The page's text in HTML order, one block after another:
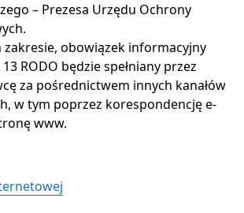
– Prezesa Urzędu Ochrony
zakresie, obowiązek informacyjny
RODO będzie spełniany przez
za pośrednictwem innych kanałów
w tym poprzez korespondencję e-
www.